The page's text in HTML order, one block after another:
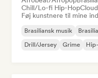
Chill/Lo-fi Hip-Hop
Føj kunstnere til mine
Brasiliansk musik
Drill/Jersey
Grime